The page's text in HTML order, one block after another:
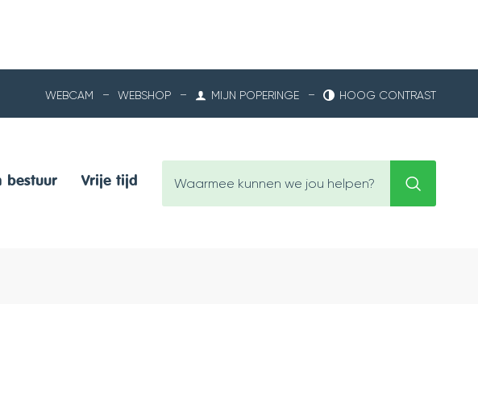
WEBCAM WEBSHOP MIJN POPERINGE HOOG CONTRAST
bestuur Vrije tijd